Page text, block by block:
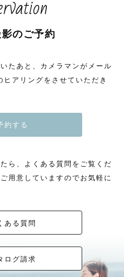
のご予約
たあと、カメラマンがメール
アリングをさせていただき
約する
ら、よくある質問をご覧くだ
用意していますのでお気軽に
ある質問
ログ請求